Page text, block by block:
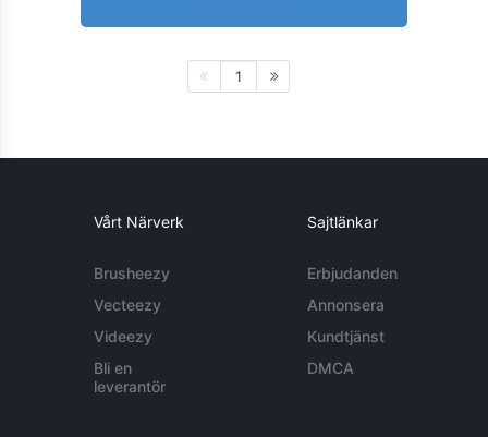
1
Vårt Närverk
Brusheezy
Vecteezy
Videezy
Bli en
leverantör
Sajtlänkar
Erbjudanden
Annonsera
Kundtjänst
DMCA